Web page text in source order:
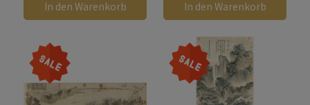
In den Warenkorb In den Warenkorb